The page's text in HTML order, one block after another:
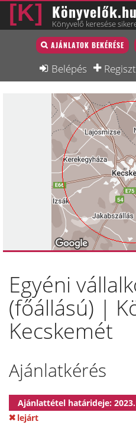
Könyvelők.hu
Könyvelő keresése
AJÁNLATOK BEKÉRÉSE
Belépés
Könyvelő lista
Könyvelési munkák
Képzésnaptár
Egyéni
(főállású) |
Kecskemét
Ajánlatkérés
Ajánlattétel határideje:
lejárt